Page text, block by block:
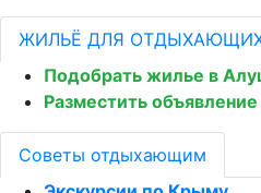
ЖИЛЬЁ ДЛЯ
Подобрать жилье в
Разместить объявление
Советы отдыхающим